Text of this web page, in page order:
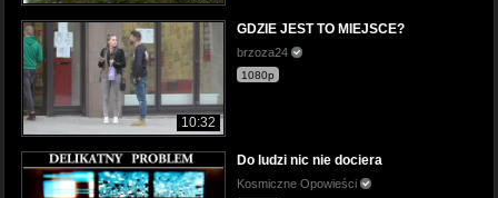
10:32
GDZIE JEST TO MIEJSCE?
brzoza24
1080p
Do ludzi nic nie dociera
Kosmiczne Opowieści